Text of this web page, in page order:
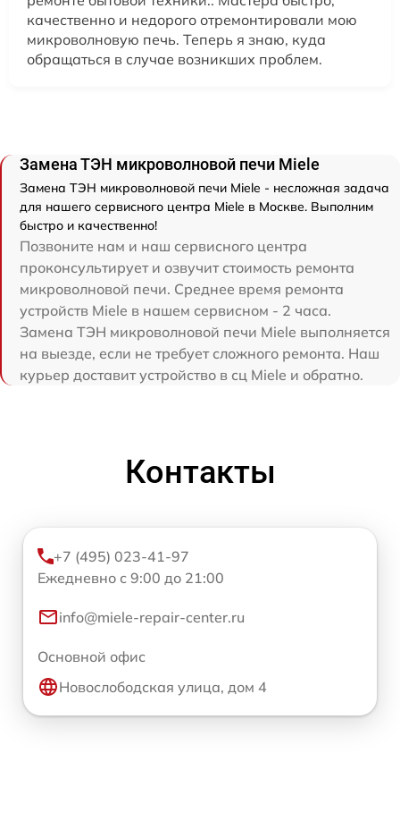
качественно и недорого отремонтировали мою
микроволновую печь. Теперь я знаю, куда
обращаться в случае возникших проблем.
Замена ТЭН микроволновой печи Miele
Замена ТЭН микроволновой печи Miele - несложная задача
для нашего сервисного центра Miele в Москве. Выполним
быстро и качественно!
Позвоните нам и наш сервисного центра
проконсультирует и озвучит стоимость ремонта
микроволновой печи. Среднее время ремонта
устройств Miele в нашем сервисном - 2 часа.
Замена ТЭН микроволновой печи Miele выполняется
на выезде, если не требует сложного ремонта. Наш
курьер доставит устройство в сц Miele и обратно.
Контакты
+7 (495) 023-41-97
Ежедневно с 9:00 до 21:00
info@miele-repair-center.ru
Основной офис
Новослободская улица, дом 4